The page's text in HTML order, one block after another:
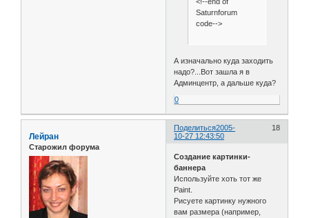
Saturnforum
code-->
А изначально куда заходить
надо?...Вот зашла я в
Админцентр, а дальше куда?
0
Поделиться 18
2005-
10-27 12:43:50
Лейран
Старожил форума
Создание картинки-
баннера
Используйте хоть тот же
Paint.
Рисуете картинку нужного
вам размера (например,